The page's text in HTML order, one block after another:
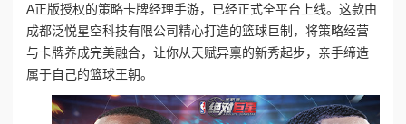
A正版授权的策略卡牌经理手游，已经正式全平台上线。这款由
成都泛悦星空科技有限公司精心打造的篮球巨制，将策略经营
与卡牌养成完美融合，让你从天赋异禀的新秀起步，亲手缔造
属于自己的篮球王朝。